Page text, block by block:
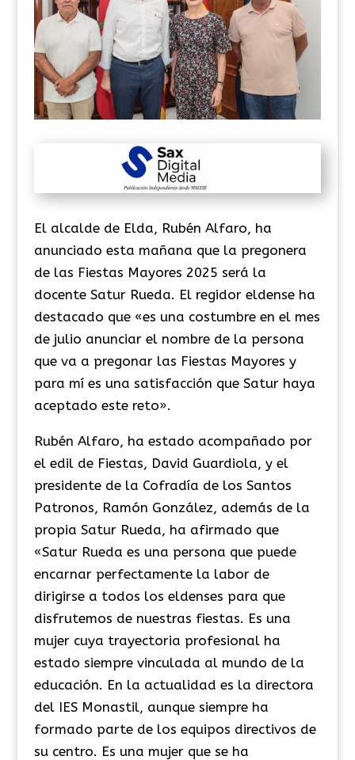
El alcalde de Elda, Rubén Alfaro, ha
anunciado esta mañana que la pregonera
de las Fiestas Mayores 2025 será la
docente Satur Rueda. El regidor eldense ha
destacado que «es una costumbre en el mes
de julio anunciar el nombre de la persona
que va a pregonar las Fiestas Mayores y
para mí es una satisfacción que Satur haya
aceptado este reto».
Rubén Alfaro, ha estado acompañado por
el edil de Fiestas, David Guardiola, y el
presidente de la Cofradía de los Santos
Patronos, Ramón González, además de la
propia Satur Rueda, ha afirmado que
«Satur Rueda es una persona que puede
encarnar perfectamente la labor de
dirigirse a todos los eldenses para que
disfrutemos de nuestras fiestas. Es una
mujer cuya trayectoria profesional ha
estado siempre vinculada al mundo de la
educación. En la actualidad es la directora
del IES Monastil, aunque siempre ha
formado parte de los equipos directivos de
su centro. Es una mujer que se ha